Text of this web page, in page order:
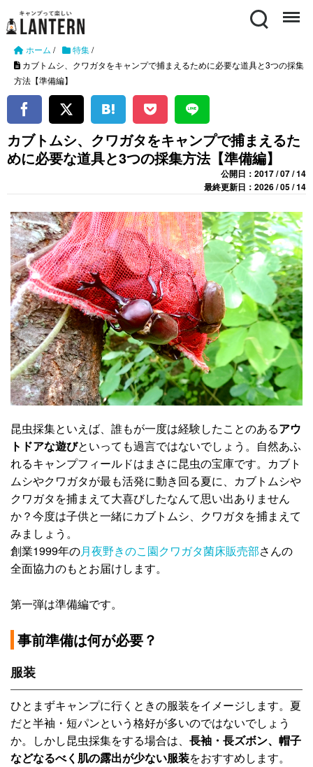
Search Menu
ホーム / 特集/
カブトムシ、クワガタをキャンプで捕まえるために必要な道具と3つの採集
方法【準備編】
カブトムシ、クワガタをキャンプで捕まえるた
めに必要な道具と3つの採集方法【準備編】
公開日：2017 / 07 / 14
最終更新日：2026 / 05 / 14
昆虫採集といえば、誰もが一度は経験したことのあるアウ
トドアな遊びといっても過言ではないでしょう。自然あふ
れるキャンプフィールドはまさに昆虫の宝庫です。カブト
ムシやクワガタが最も活発に動き回る夏に、カブトムシや
クワガタを捕まえて大喜びしたなんて思い出ありません
か？今度は子供と一緒にカブトムシ、クワガタを捕まえて
みましょう。
創業1999年の月夜野きのこ園クワガタ菌床販売部さんの
全面協力のもとお届けします。
第一弾は準備編です。
事前準備は何が必要？
服装
ひとまずキャンプに行くときの服装をイメージします。夏
だと半袖・短パンという格好が多いのではないでしょう
か。しかし昆虫採集をする場合は、 長袖・長ズボン、帽子
などなるべく肌の露出が少ない服装をおすすめします。